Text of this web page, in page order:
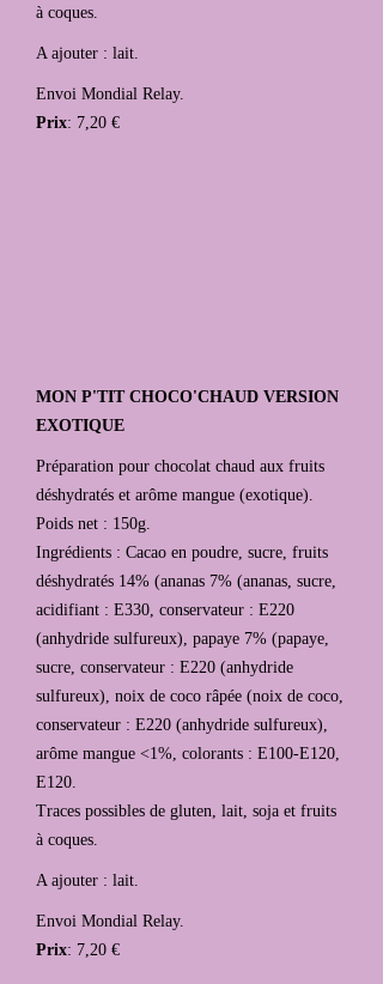
à coques.
A ajouter : lait.
Envoi Mondial Relay.
Prix: 7,20 €
MON P'TIT CHOCO'CHAUD VERSION
EXOTIQUE
Préparation pour chocolat chaud aux fruits
déshydratés et arôme mangue (exotique).
Poids net : 150g.
Ingrédients : Cacao en poudre, sucre, fruits
déshydratés 14% (ananas 7% (ananas, sucre,
acidifiant : E330, conservateur : E220
(anhydride sulfureux), papaye 7% (papaye,
sucre, conservateur : E220 (anhydride
sulfureux), noix de coco râpée (noix de coco,
conservateur : E220 (anhydride sulfureux),
arôme mangue <1%, colorants : E100-E120,
E120.
Traces possibles de gluten, lait, soja et fruits
à coques.
A ajouter : lait.
Envoi Mondial Relay.
Prix: 7,20 €